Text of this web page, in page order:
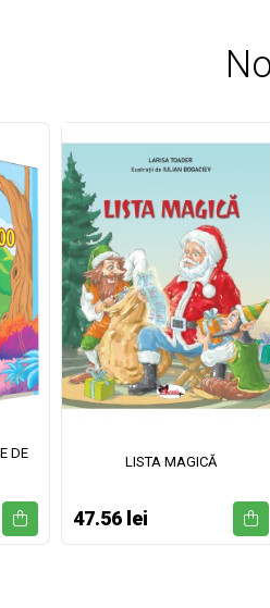
DE
LISTA MAGICĂ
47.56 lei